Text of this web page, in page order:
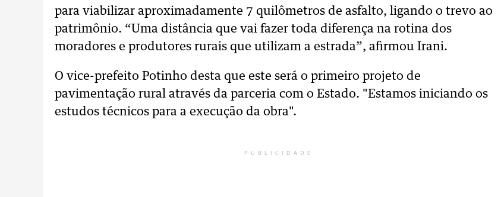
para viabilizar aproximadamente 7 quilômetros de asfalto, ligando o trevo ao
patrimônio. “Uma distância que vai fazer toda diferença na rotina dos
moradores e produtores rurais que utilizam a estrada”, afirmou Irani.
O vice-prefeito Potinho desta que este será o primeiro projeto de
pavimentação rural através da parceria com o Estado. "Estamos iniciando os
estudos técnicos para a execução da obra".
PUBLICIDADE